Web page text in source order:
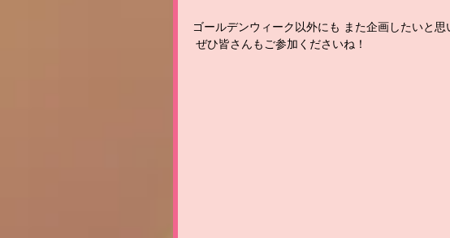
ゴールデンウィーク以外にも また企画したいと思
ぜひ皆さんもご参加くださいね！